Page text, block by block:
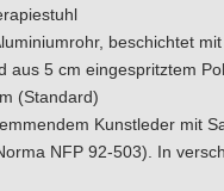
Kunstleder
25 verschiedenen Farben
Das Medizina-
beschichtet
aus 5 cm eingespritztem
(Standard)
Kunstleder mit
NFP 92-503). In